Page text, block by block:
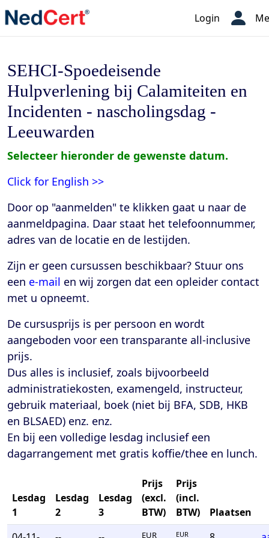
Login
SEHCI-Spoedeisende
Hulpverlening bij Calamiteiten en
Incidenten - nascholingsdag -
Leeuwarden
Selecteer hieronder de gewenste datum.
Click for English >>
Door op "aanmelden" te klikken gaat u naar de
aanmeldpagina. Daar staat het telefoonnummer,
adres van de locatie en de lestijden.
Zijn er geen cursussen beschikbaar? Stuur ons
een e-mail en wij zorgen dat een opleider contact
met u opneemt.
De cursusprijs is per persoon en wordt
aangeboden voor een transparante all-inclusive
prijs.
Dus alles is inclusief, zoals bijvoorbeeld
administratiekosten, examengeld, instructeur,
gebruik materiaal, boek (niet bij BFA, SDB, HKB
en BLSAED) enz. enz.
En bij een volledige lesdag inclusief een
dagarrangement met gratis koffie/thee en lunch.
Lesdag
1
Lesdag
2
Lesdag
3
Prijs
(excl.
BTW)
Prijs
(incl.
BTW)
Plaatsen
EUR EUR